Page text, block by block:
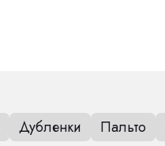
Дубленки Пальто